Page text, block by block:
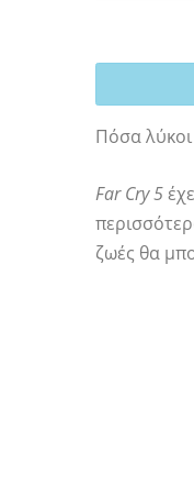
Πόσα
Far Cry 5
ζωές θα